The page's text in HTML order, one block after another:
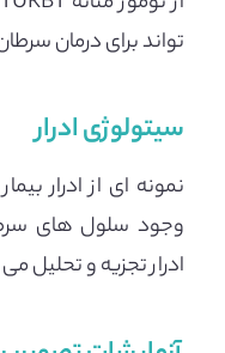
تواند برای درمان
سیتولوژی ادرار
نمونه ای از ادرار
وجود سلول های
ادرار تجزیه و تحلیل